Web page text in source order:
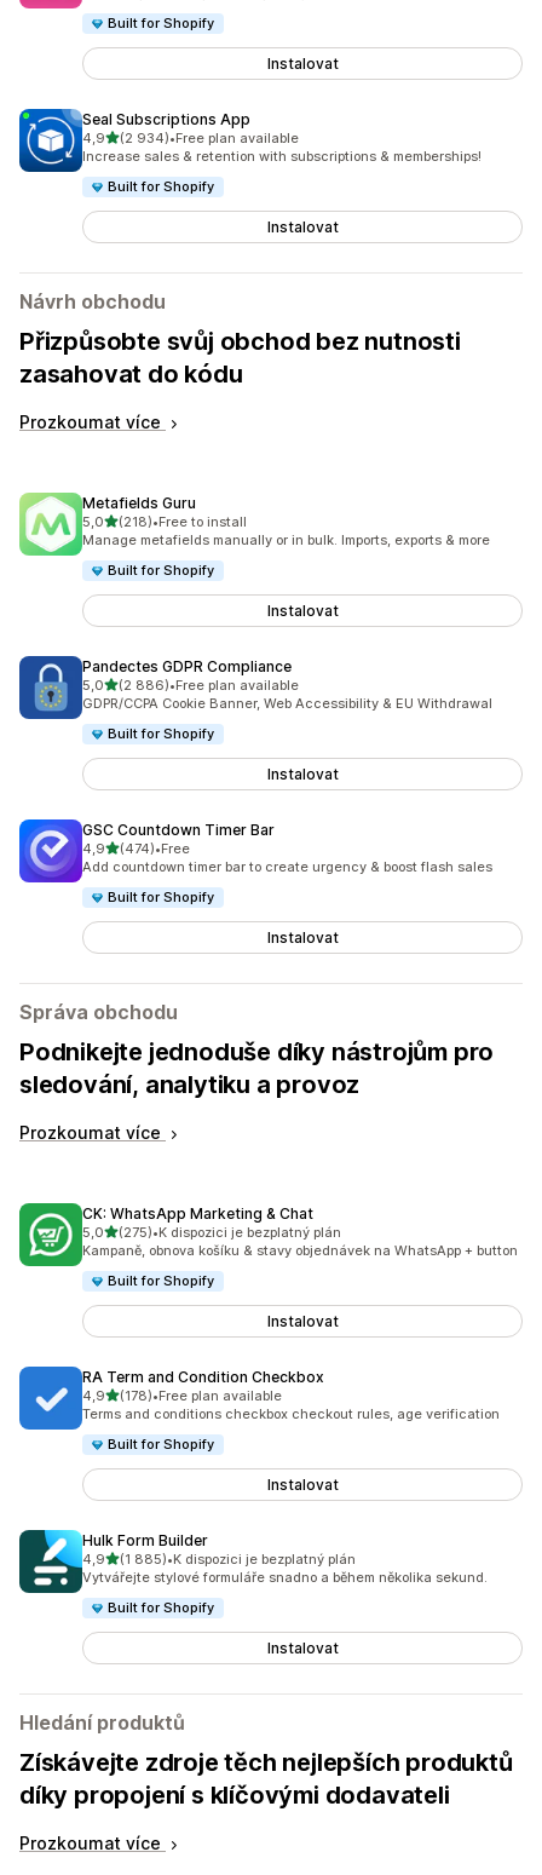
Built for Shopify
Instalovat
Seal Subscriptions App
4,9z 5 hvězd
(2 934)
Celkový počet recenzí: 2934
•Free plan available
Increase sales & retention with subscriptions & memberships!
Built for Shopify
Instalovat
Návrh obchodu
Přizpůsobte svůj obchod bez nutnosti
zasahovat do kódu
Prozkoumat více
Metafields Guru
5,0z 5 hvězd
(218)
Celkový počet recenzí: 218
•Free to install
Manage metafields manually or in bulk. Imports, exports & more
Built for Shopify
Instalovat
Pandectes GDPR Compliance
5,0z 5 hvězd
(2 886)
Celkový počet recenzí: 2886
•Free plan available
GDPR/CCPA Cookie Banner, Web Accessibility & EU Withdrawal
Built for Shopify
Instalovat
GSC Countdown Timer Bar
4,9z 5 hvězd
(474)
Celkový počet recenzí: 474
•Free
Add countdown timer bar to create urgency & boost flash sales
Built for Shopify
Instalovat
Správa obchodu
Podnikejte jednoduše díky nástrojům pro
sledování, analytiku a provoz
Prozkoumat více
CK: WhatsApp Marketing & Chat
5,0z 5 hvězd
(275)
Celkový počet recenzí: 275
•K dispozici je bezplatný plán
Kampaně, obnova košíku & stavy objednávek na WhatsApp + button
Built for Shopify
Instalovat
RA Term and Condition Checkbox
4,9z 5 hvězd
(178)
Celkový počet recenzí: 178
•Free plan available
Terms and conditions checkbox checkout rules, age verification
Built for Shopify
Instalovat
Hulk Form Builder
4,9z 5 hvězd
(1 885)
Celkový počet recenzí: 1885
•K dispozici je bezplatný plán
Vytvářejte stylové formuláře snadno a během několika sekund.
Built for Shopify
Instalovat
Hledání produktů
Získávejte zdroje těch nejlepších produktů
díky propojení s klíčovými dodavateli
Prozkoumat více